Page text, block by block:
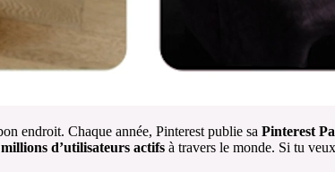
endroit. Chaque année, Pinterest publie sa Pinterest
d’utilisateurs actifs à travers le monde. Si tu